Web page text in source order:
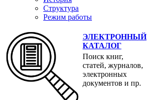
Структура
Режим работы
ЭЛЕКТРОННЫЙ
КАТАЛОГ
Поиск книг,
статей, журналов,
электронных
документов и пр.